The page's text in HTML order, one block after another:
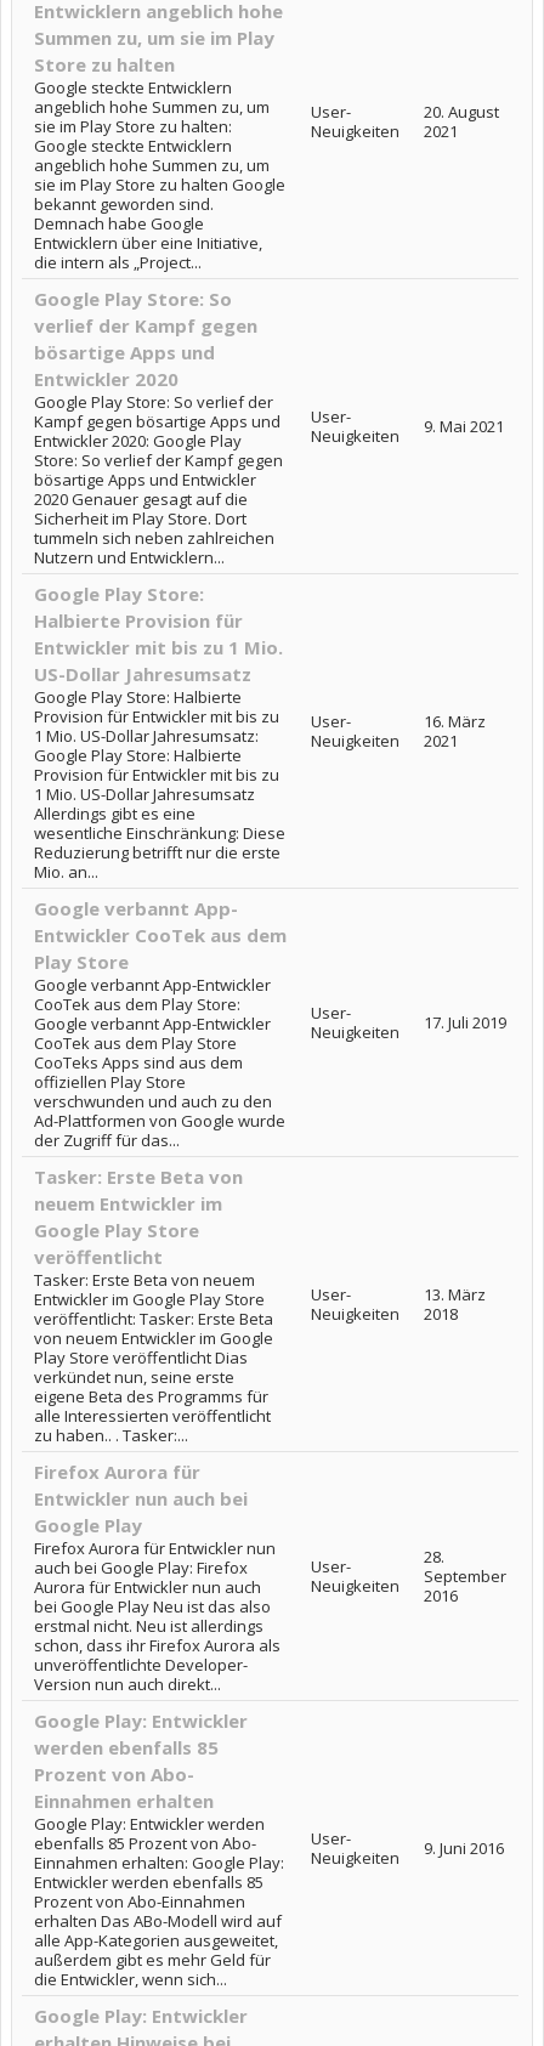
Entwicklern angeblich hohe
Summen zu, um sie im Play
Store zu halten
Google steckte Entwicklern
angeblich hohe Summen zu, um
sie im Play Store zu halten:
Google steckte Entwicklern
angeblich hohe Summen zu, um
sie im Play Store zu halten Google
bekannt geworden sind.
Demnach habe Google
Entwicklern über eine Initiative,
die intern als „Project...
User-
Neuigkeiten
20. August
2021
Google Play Store: So
verlief der Kampf gegen
bösartige Apps und
Entwickler 2020
Google Play Store: So verlief der
Kampf gegen bösartige Apps und
Entwickler 2020: Google Play
Store: So verlief der Kampf gegen
bösartige Apps und Entwickler
2020 Genauer gesagt auf die
Sicherheit im Play Store. Dort
tummeln sich neben zahlreichen
Nutzern und Entwicklern...
User-
Neuigkeiten
9. Mai 2021
Google Play Store:
Halbierte Provision für
Entwickler mit bis zu 1 Mio.
US-Dollar Jahresumsatz
Google Play Store: Halbierte
Provision für Entwickler mit bis zu
1 Mio. US-Dollar Jahresumsatz:
Google Play Store: Halbierte
Provision für Entwickler mit bis zu
1 Mio. US-Dollar Jahresumsatz
Allerdings gibt es eine
wesentliche Einschränkung: Diese
Reduzierung betrifft nur die erste
Mio. an...
User-
Neuigkeiten
16. März
2021
Google verbannt App-
Entwickler CooTek aus dem
Play Store
Google verbannt App-Entwickler
CooTek aus dem Play Store:
Google verbannt App-Entwickler
CooTek aus dem Play Store
CooTeks Apps sind aus dem
offiziellen Play Store
verschwunden und auch zu den
Ad-Plattformen von Google wurde
der Zugriff für das...
User-
Neuigkeiten
17. Juli 2019
Tasker: Erste Beta von
neuem Entwickler im
Google Play Store
veröffentlicht
Tasker: Erste Beta von neuem
Entwickler im Google Play Store
veröffentlicht: Tasker: Erste Beta
von neuem Entwickler im Google
Play Store veröffentlicht Dias
verkündet nun, seine erste
eigene Beta des Programms für
alle Interessierten veröffentlicht
zu haben.. . Tasker:...
User-
Neuigkeiten
13. März
2018
Firefox Aurora für
Entwickler nun auch bei
Google Play
Firefox Aurora für Entwickler nun
auch bei Google Play: Firefox
Aurora für Entwickler nun auch
bei Google Play Neu ist das also
erstmal nicht. Neu ist allerdings
schon, dass ihr Firefox Aurora als
unveröffentlichte Developer-
Version nun auch direkt...
User-
Neuigkeiten
28.
September
2016
Google Play: Entwickler
werden ebenfalls 85
Prozent von Abo-
Einnahmen erhalten
Google Play: Entwickler werden
ebenfalls 85 Prozent von Abo-
Einnahmen erhalten: Google Play:
Entwickler werden ebenfalls 85
Prozent von Abo-Einnahmen
erhalten Das ABo-Modell wird auf
alle App-Kategorien ausgeweitet,
außerdem gibt es mehr Geld für
die Entwickler, wenn sich...
User-
Neuigkeiten
9. Juni 2016
Google Play: Entwickler